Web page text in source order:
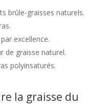
brûle-graisses naturels.
excellence.
de graisse naturel.
polyinsaturés.
la graisse du